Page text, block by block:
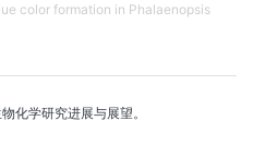
color formation in Phalaenopsis
化学研究进展与展望。